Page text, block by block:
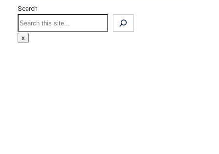
Search
Search
x